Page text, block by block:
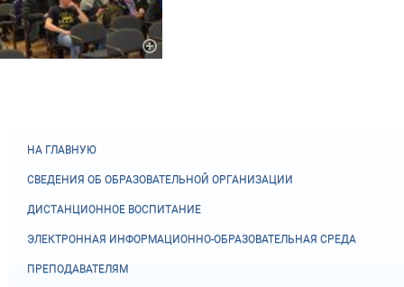
НА ГЛАВНУЮ
СВЕДЕНИЯ ОБ ОБРАЗОВАТЕЛЬНОЙ ОРГАНИЗАЦИИ
ДИСТАНЦИОННОЕ ВОСПИТАНИЕ
ЭЛЕКТРОННАЯ ИНФОРМАЦИОННО-ОБРАЗОВАТЕЛЬНАЯ СРЕДА
ПРЕПОДАВАТЕЛЯМ